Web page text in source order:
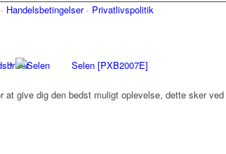
Handelsbetingelser· Privatlivspolitik
Selen [PXB2007E]
at give dig den bedst muligt oplevelse, dette sker